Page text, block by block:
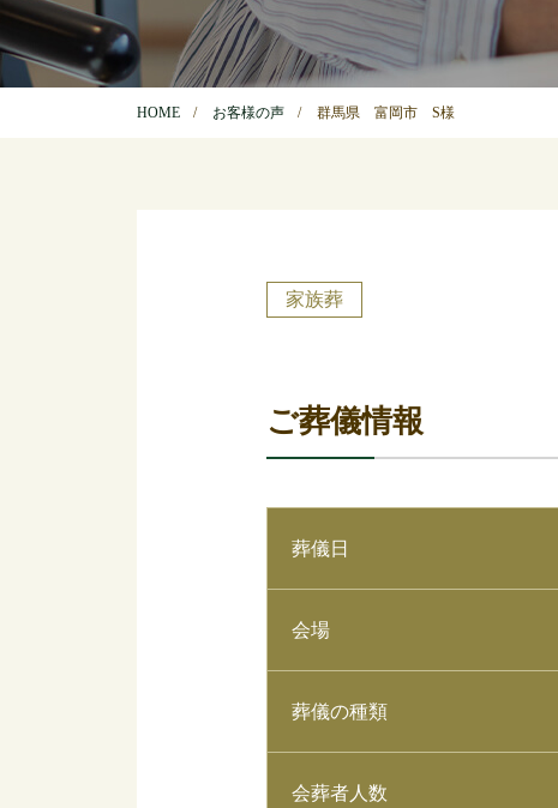
HOME お客様の声 群馬県 富岡市 S様
家族葬
ご葬儀情報
葬儀日
会場
葬儀の種類
会葬者人数